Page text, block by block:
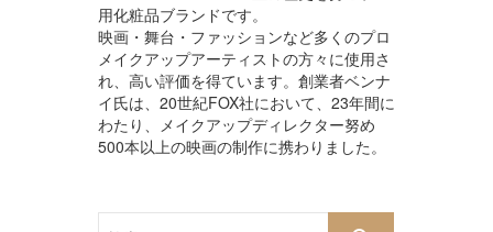
用化粧品ブランドです。
映画・舞台・ファッションなど多くのプロ
メイクアップアーティストの方々に使用さ
れ、高い評価を得ています。創業者ベンナ
イ氏は、20世紀FOX社において、23年間に
わたり、メイクアップディレクター努め
500本以上の映画の制作に携わりました。